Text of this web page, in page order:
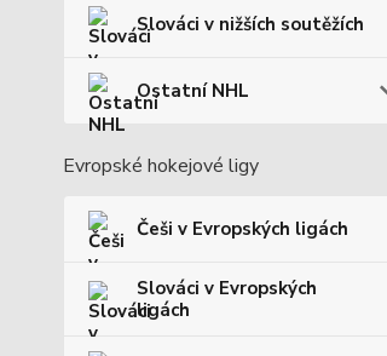
Slováci v nižších soutěžích
Ostatní NHL
Evropské hokejové ligy
Češi v Evropských ligách
Slováci v Evropských
ligách